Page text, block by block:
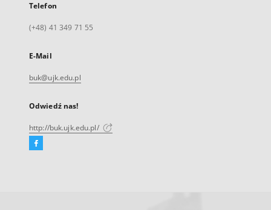
Telefon
(+48) 41 349 71 55
E-Mail
buk@ujk.edu.pl
Odwiedź nas!
http://buk.ujk.edu.pl/
Facebook